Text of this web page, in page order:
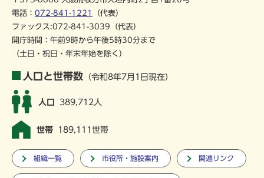
電話： 072-841-1221
（代表）
ファックス:072-841-3039（代表）
開庁時間：午前9時から午後5時30分まで
（土日・祝日・年末年始を除く）
人口と世帯数 （令和8年7月1日現在）
人口 389,712人
世帯 189,111世帯
組織一覧 市役所・施設案内 関連リンク